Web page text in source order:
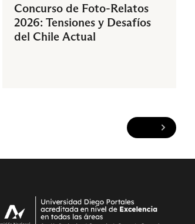
Concurso de Foto-Relatos
2026: Tensiones y Desafíos
del Chile Actual